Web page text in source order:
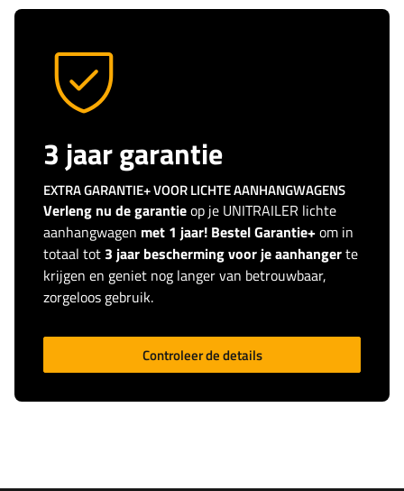
3 jaar garantie
EXTRA GARANTIE+ VOOR LICHTE AANHANGWAGENS
Verleng nu de garantieop je UNITRAILER lichte
aanhangwagen met 1 jaar! Bestel Garantie+om in
totaal tot 3 jaar bescherming voor je aanhangerte
krijgen en geniet nog langer van betrouwbaar,
zorgeloos gebruik.
Controleer de details